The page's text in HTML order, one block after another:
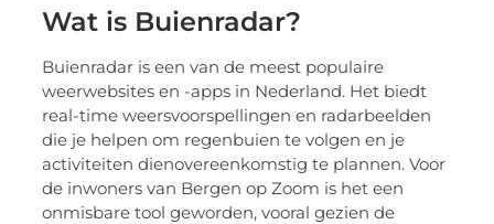
Wat is Buienradar?
Buienradar is een van de meest populaire
weerwebsites en -apps in Nederland. Het biedt
real-time weersvoorspellingen en radarbeelden
die je helpen om regenbuien te volgen en je
activiteiten dienovereenkomstig te plannen. Voor
de inwoners van Bergen op Zoom is het een
onmisbare tool geworden, vooral gezien de